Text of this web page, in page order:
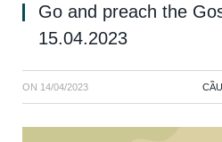
Go and preach the
15.04.2023
ON 14/04/2023